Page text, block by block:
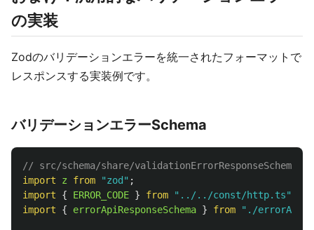
の実装
Zodのバリデーションエラーを統一されたフォーマットで
レスポンスする実装例です。
バリデーションエラーSchema
// src/schema/share/validationErrorResponseSchema.ts
import
z from "zod " ;
import
{ ERROR_CODE } from " ../../const/http.ts"
import
{ errorApiResponseSchema } from " ./